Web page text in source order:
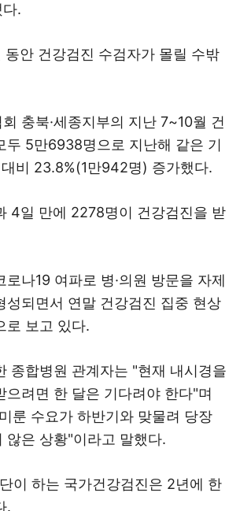
.
동안 건강검진 수검자가 몰릴 수밖
충북·세종지부의 지난 7~10월 건
두 5만6938명으로 지난해 같은 기
비 23.8%(1만942명) 증가했다.
4일 만에 2278명이 건강검진을 받
로나19 여파로 병·의원 방문을 자제
성되면서 연말 건강검진 집중 현상
로 보고 있다.
종합병원 관계자는 "현재 내시경을
으려면 한 달은 기다려야 한다"며
룬 수요가 하반기와 맞물려 당장
않은 상황"이라고 말했다.
이 하는 국가건강검진은 2년에 한
.